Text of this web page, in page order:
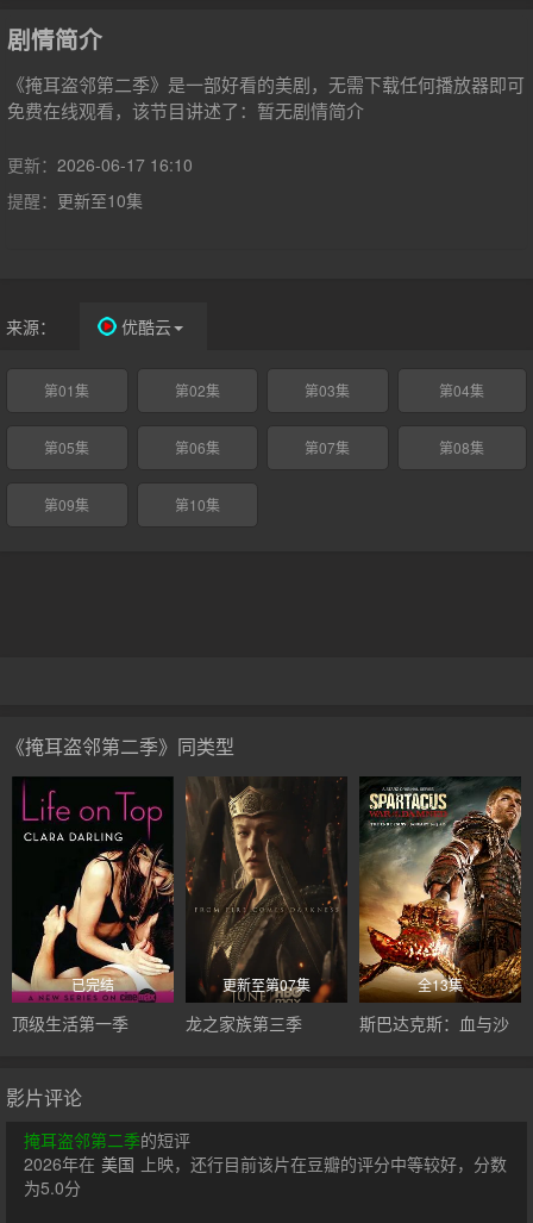
剧情简介
《掩耳盗邻第二季》是一部好看的美剧，无需下载任何播放器即可
免费在线观看，该节目讲述了：暂无剧情简介
更新： 2026-06-17 16:10
提醒： 更新至10集
来源： 优酷云
第01集 第02集 第03集 第04集
第05集 第06集 第07集 第08集
第09集 第10集
《掩耳盗邻第二季》同类型
已完结
顶级生活第一季
更新至第07集
龙之家族第三季
全13集
斯巴达克斯：血与沙
影片评论
掩耳盗邻第二季的短评
2026年在 美国 上映，还行目前该片在豆瓣的评分中等较好，分数
为5.0分